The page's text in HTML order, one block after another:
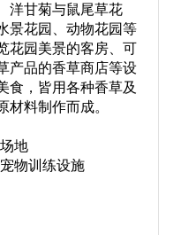
洋甘菊与鼠尾草花
景花园、动物花园等
花园美景的客房、可
产品的香草商店等设
食，皆用各种香草及
材料制作而成。
地
物训练设施